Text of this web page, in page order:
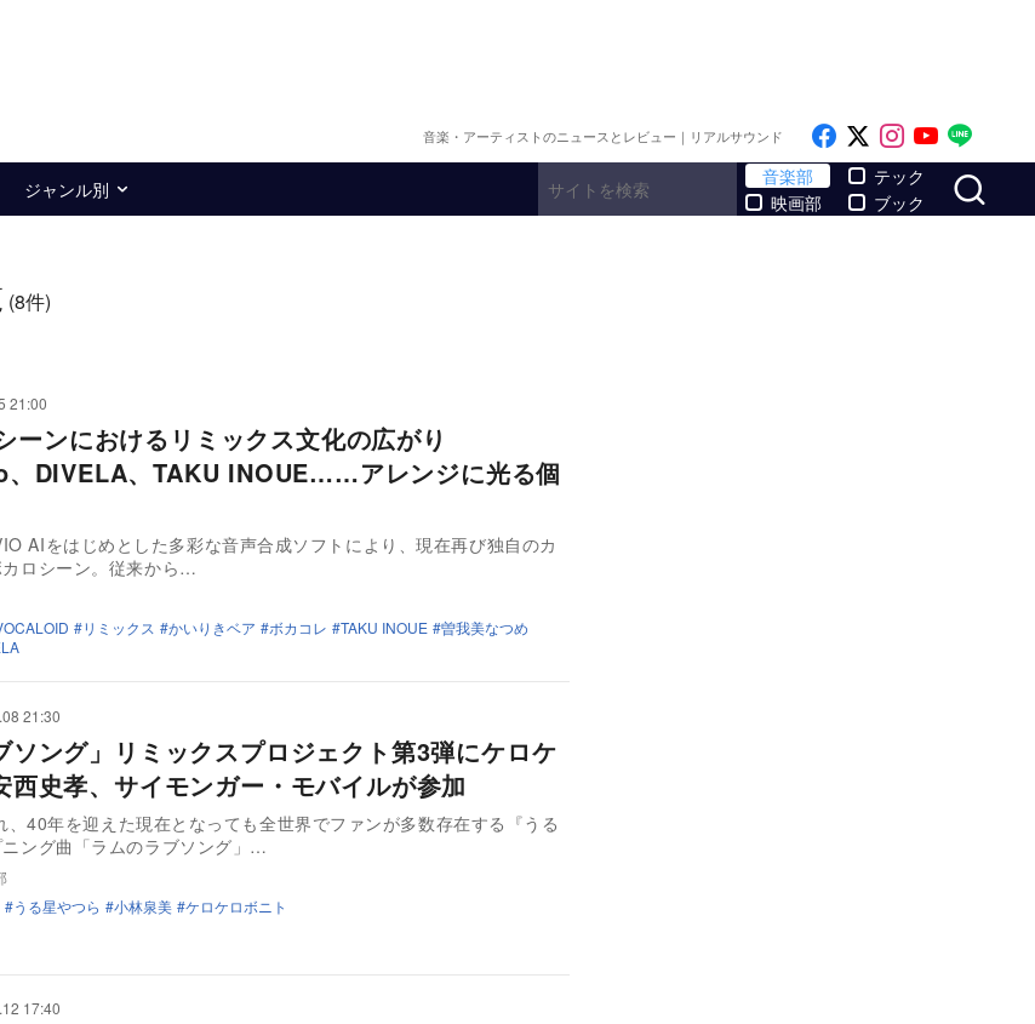
音楽・アーティストのニュースとレビュー｜リアルサウンド Like on Facebook
Follow on x
Follow on
Follow
ジャンル別
音楽部
映画部
テック
ブック
(8件)
21:00
ーンにおけるリミックス文化の広がり
DIVELA、TAKU INOUE……アレンジに光る個
AIをはじめとした多彩な音声合成ソフトにより、現在再び独自のカ
ロシーン。従来から…
リミックス かいりきベア ボカコレ TAKU INOUE
曽我美なつめ
21:30
ソング」リミックスプロジェクト第3弾にケロケ
西史孝、サイモンガー・モバイルが参加
、40年を迎えた現在となっても全世界でファンが多数存在する『うる
ング曲「ラムのラブソング」…
うる星やつら 小林泉美 ケロケロボニト
17:40